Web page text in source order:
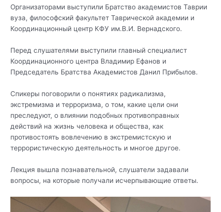
Организаторами выступили Братство академистов Таврии
вуза, философский факультет Таврической академии и
Координационный центр КФУ им.В.И. Вернадского.
Перед слушателями выступили главный специалист
Координационного центра Владимир Ефанов и
Председатель Братства Академистов Данил Прибылов.
Спикеры поговорили о понятиях радикализма,
экстремизма и терроризма, о том, какие цели они
преследуют, о влиянии подобных противоправных
действий на жизнь человека и общества, как
противостоять вовлечению в экстремистскую и
террористическую деятельность и многое другое.
Лекция вышла познавательной, слушатели задавали
вопросы, на которые получали исчерпывающие ответы.